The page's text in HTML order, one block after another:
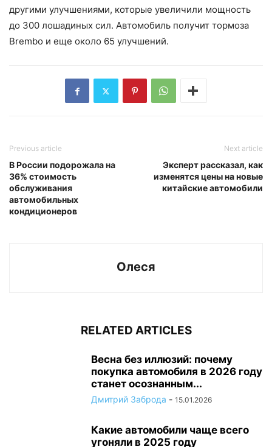
другими улучшениями, которые увеличили мощность
до 300 лошадиных сил. Автомобиль получит тормоза
Brembo и еще около 65 улучшений.
Previous article
В России подорожала на
36% стоимость
обслуживания
автомобильных
кондиционеров
Next article
Эксперт рассказал, как
изменятся цены на новые
китайские автомобили
Олеся
RELATED ARTICLES
Весна без иллюзий: почему
покупка автомобиля в 2026 году
станет осознанным...
Дмитрий Заброда - 15.01.2026
Какие автомобили чаще всего
угоняли в 2025 году